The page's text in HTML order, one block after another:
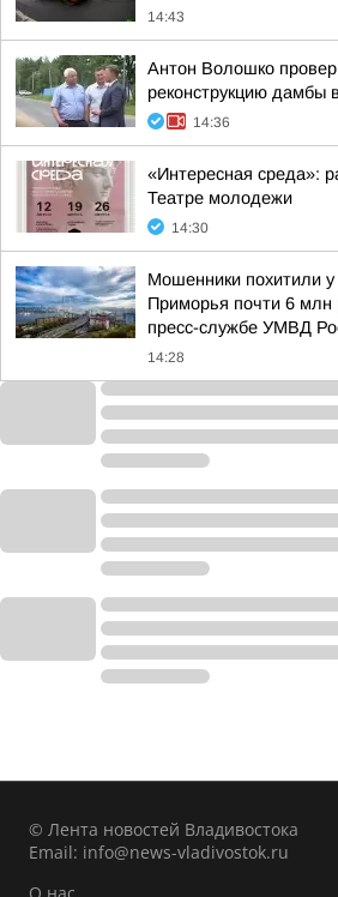
14:43
Антон Волошко
реконструкцию дамбы
14:36
«Интересная среда»:
Театре молодежи
14:30
Мошенники похитили
Приморья почти 6 млн
пресс-службе УМВД
14:28
© Лента новостей Владивостока
Email: info@news-vladivostok.ru